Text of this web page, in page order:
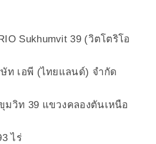
Sukhumvit 39 (วิตโตริโอ
ท เอพี (ไทยแลนด์) จำกัด
มวิท 39 แขวงคลองตันเหนือ
ไร่